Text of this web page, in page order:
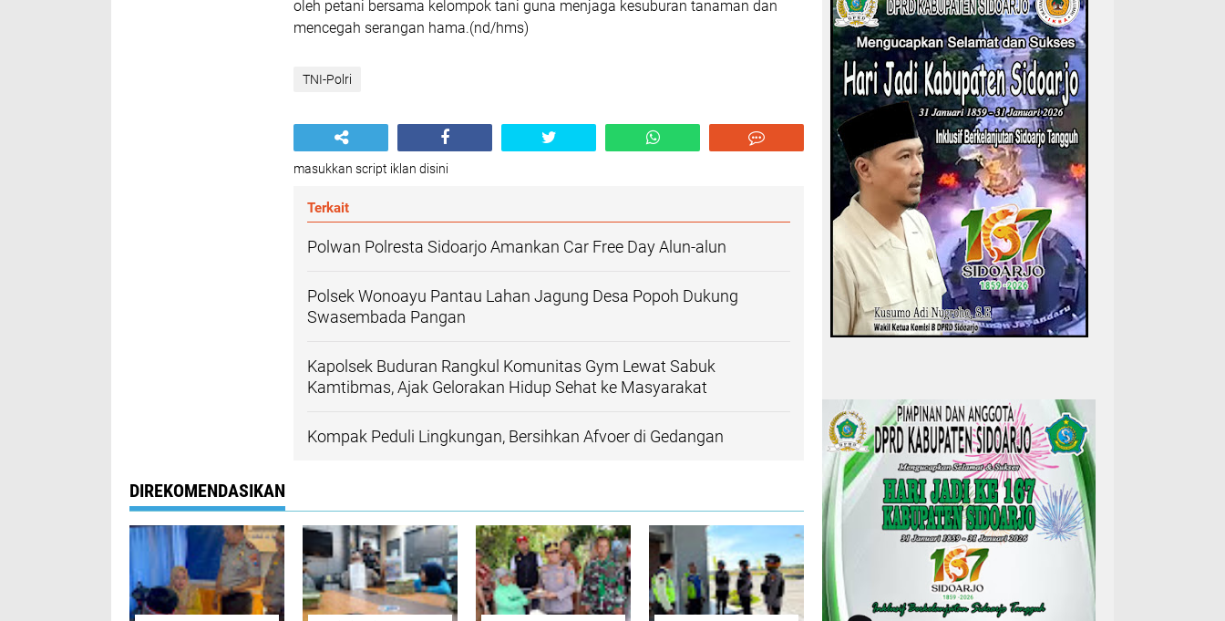
oleh petani bersama kelompok tani guna menjaga kesuburan tanaman dan
mencegah serangan hama.(nd/hms)
TNI-Polri
masukkan script iklan disini
Terkait
Polwan Polresta Sidoarjo Amankan Car Free Day Alun-alun
Polsek Wonoayu Pantau Lahan Jagung Desa Popoh Dukung
Swasembada Pangan
Kapolsek Buduran Rangkul Komunitas Gym Lewat Sabuk
Kamtibmas, Ajak Gelorakan Hidup Sehat ke Masyarakat
Kompak Peduli Lingkungan, Bersihkan Afvoer di Gedangan
DIREKOMENDASIKAN